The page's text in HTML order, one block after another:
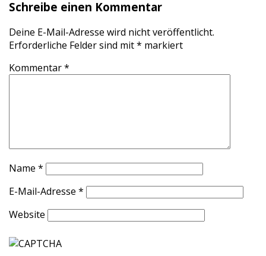
Schreibe einen Kommentar
Deine E-Mail-Adresse wird nicht veröffentlicht.
Erforderliche Felder sind mit* markiert
Kommentar*
Name *
E-Mail-Adresse *
Website